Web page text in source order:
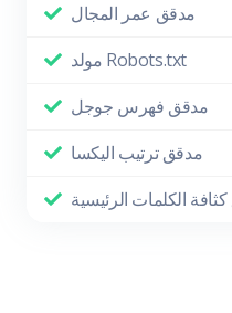
مدقق عمر المجال
مولد Robots.txt
مدقق فهرس جوجل
مدقق ترتيب اليكسا
الكلمات الرئيسية